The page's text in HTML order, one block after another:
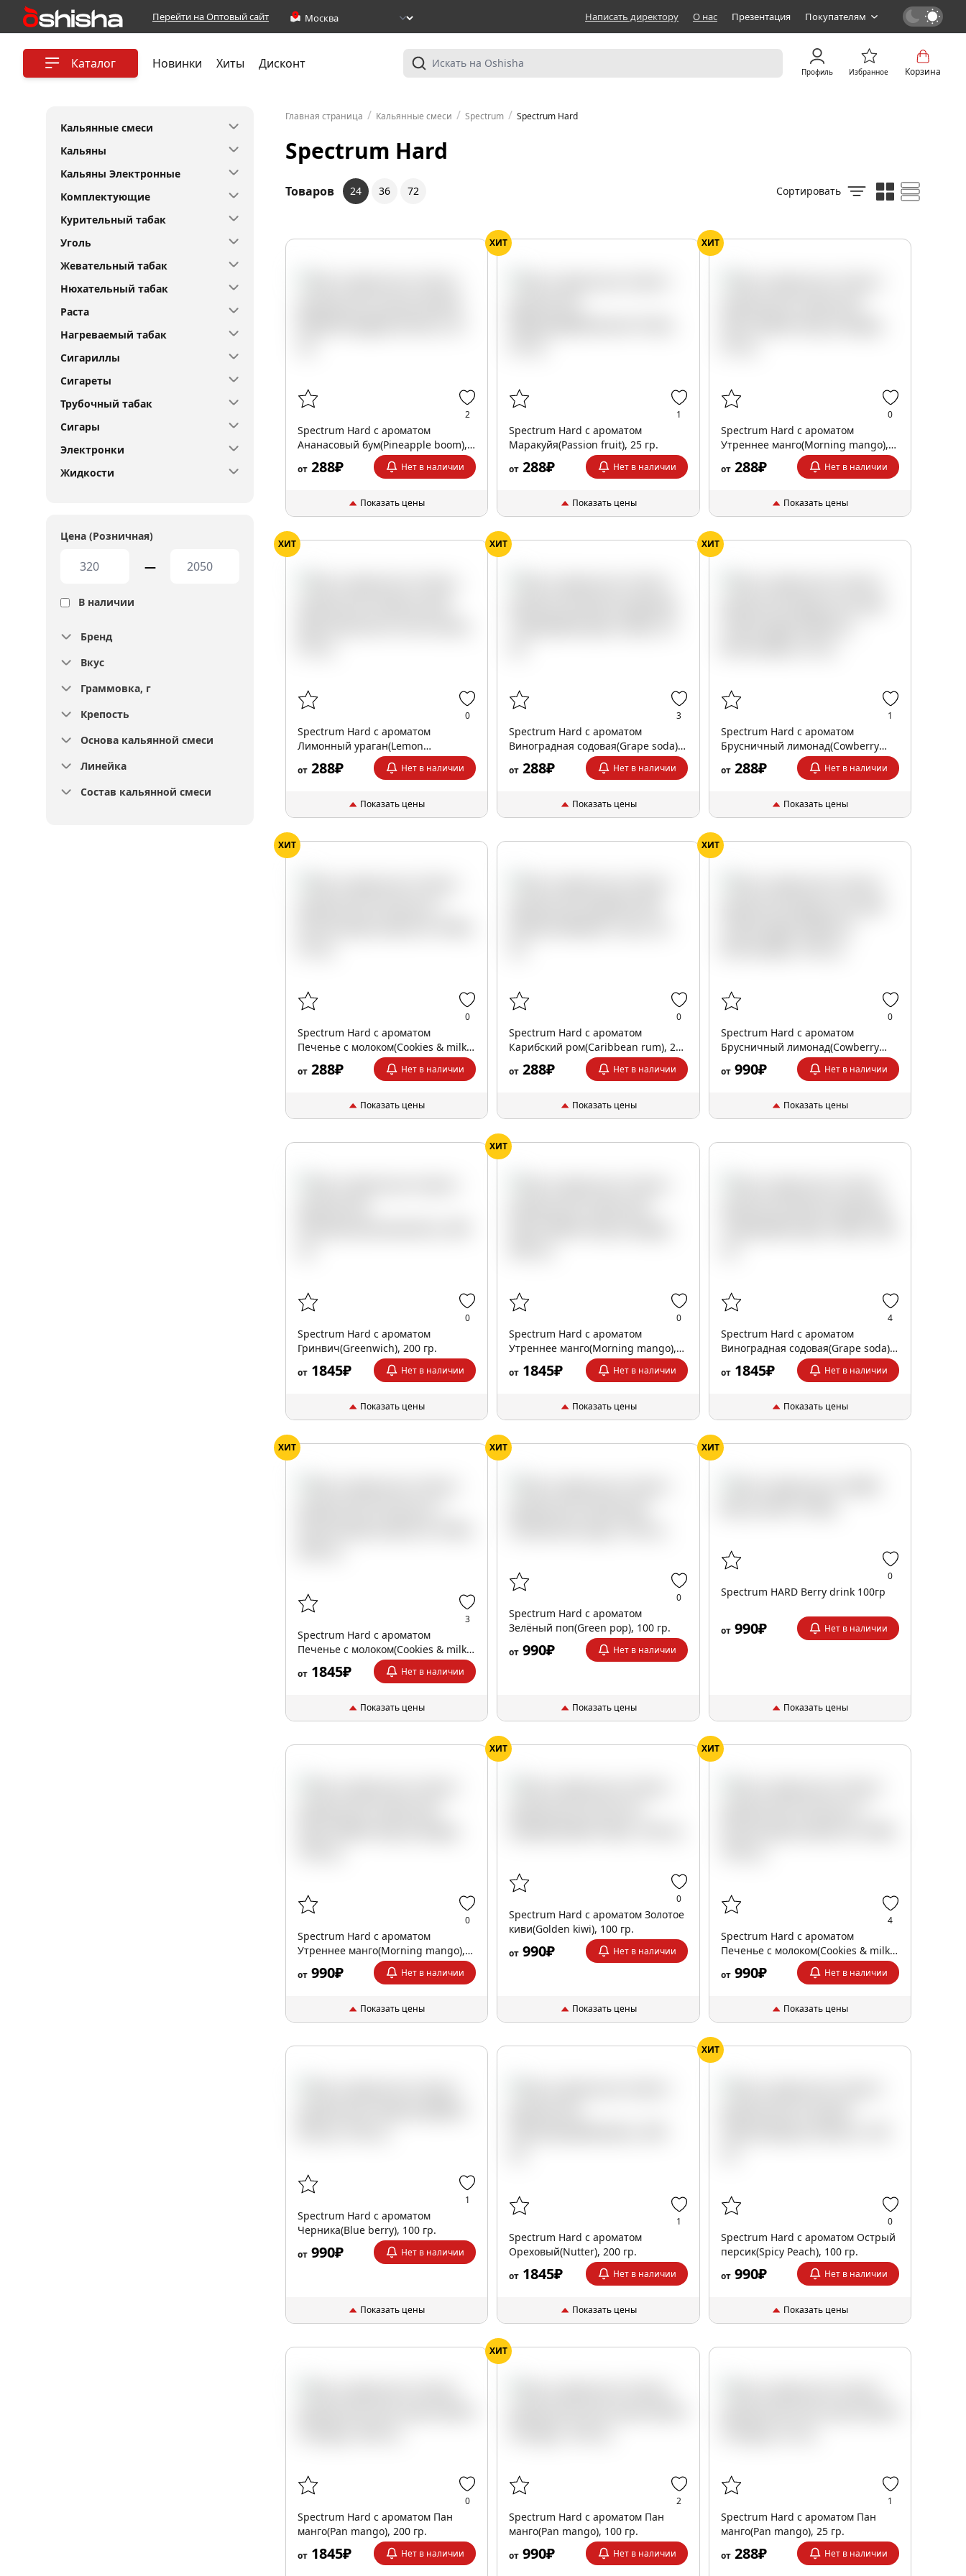
Перейти на Оптовый сайт Написать директору О нас Презентация Покупателям
Каталог Новинки Хиты Дисконт
Профиль Избранное Корзина
Кальянные смеси
Кальяны
Кальяны Электронные
Комплектующие
Курительный табак
Уголь
Жевательный табак
Нюхательный табак
Раста
Нагреваемый табак
Сигариллы
Сигареты
Трубочный табак
Сигары
Электронки
Жидкости
Цена (Розничная)
—
В наличии
Бренд
Вкус
Граммовка, г
Крепость
Основа кальянной смеси
Линейка
Состав кальянной смеси
Главная страница / Кальянные смеси / Spectrum / Spectrum Hard
Spectrum Hard
Товаров 24 36 72 Сортировать
2
Spectrum Hard с ароматом
Ананасовый бум(Pineapple boom),
25 гр.
от 288₽ Нет в наличии
Показать цены
ХИТ
1
Spectrum Hard с ароматом
Маракуйя(Passion fruit), 25 гр.
от 288₽ Нет в наличии
Показать цены
ХИТ
0
Spectrum Hard с ароматом
Утреннее манго(Morning mango),
25 гр.
от288₽ Нет в наличии
Показать цены
ХИТ
0
Spectrum Hard с ароматом
Лимонный ураган(Lemon
hurricane), 25 гр.
от 288₽ Нет в наличии
Показать цены
ХИТ
3
Spectrum Hard с ароматом
Виноградная содовая(Grape soda),
25 гр.
от 288₽ Нет в наличии
Показать цены
ХИТ
1
Spectrum Hard с ароматом
Брусничный лимонад(Cowberry
lemonade), 25 гр.
от288₽ Нет в наличии
Показать цены
ХИТ
0
Spectrum Hard с ароматом
Печенье с молоком(Cookies & milk),
25 гр.
от 288₽ Нет в наличии
Показать цены
0
Spectrum Hard с ароматом
Карибский ром(Caribbean rum), 25
от 288₽ Нет в наличии
Показать цены
ХИТ
0
Spectrum Hard с ароматом
Брусничный лимонад(Cowberry
lemonade), 100 гр.
от990₽ Нет в наличии
Показать цены
0
Spectrum Hard с ароматом
Гринвич(Greenwich), 200 гр.
от 1845₽ Нет в наличии
Показать цены
ХИТ
0
Spectrum Hard с ароматом
Утреннее манго(Morning mango),
200 гр.
от 1845₽ Нет в наличии
Показать цены
4
Spectrum Hard с ароматом
Виноградная содовая(Grape soda),
200 гр.
от1845₽ Нет в наличии
Показать цены
ХИТ
3
Spectrum Hard с ароматом
Печенье с молоком(Cookies & milk),
200 гр.
от 1845₽ Нет в наличии
Показать цены
ХИТ
0
Spectrum Hard с ароматом
Зелёный поп(Green pop), 100 гр.
от 990₽ Нет в наличии
Показать цены
ХИТ
0
Spectrum HARD Berry drink 100гр
от990₽ Нет в наличии
Показать цены
0
Spectrum Hard с ароматом
Утреннее манго(Morning mango),
100 гр.
от 990₽ Нет в наличии
Показать цены
ХИТ
0
Spectrum Hard с ароматом Золотое
киви(Golden kiwi), 100 гр.
от 990₽ Нет в наличии
Показать цены
ХИТ
4
Spectrum Hard с ароматом
Печенье с молоком(Cookies & milk),
100 гр.
от990₽ Нет в наличии
Показать цены
1
Spectrum Hard с ароматом
Черника(Blue berry), 100 гр.
от 990₽ Нет в наличии
Показать цены
1
Spectrum Hard с ароматом
Ореховый(Nutter), 200 гр.
от 1845₽ Нет в наличии
Показать цены
ХИТ
0
Spectrum Hard с ароматом Острый
персик(Spicy Peach), 100 гр.
от990₽ Нет в наличии
Показать цены
0
Spectrum Hard с ароматом Пан
манго(Pan mango), 200 гр.
от 1845₽ Нет в наличии
ХИТ
2
Spectrum Hard с ароматом Пан
манго(Pan mango), 100 гр.
от 990₽ Нет в наличии
1
Spectrum Hard с ароматом Пан
манго(Pan mango), 25 гр.
от288₽ Нет в наличии